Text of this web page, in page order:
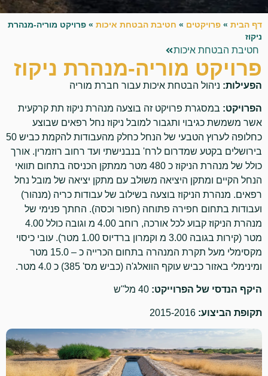
דף הבית » פרויקטים » חטיבת הבטחת איכות » פרויקט מוריה-מנהרת
ניקוז
חטיבת הבטחת איכות
פרויקט מוריה-מנהרת ניקוז
הפעילות: ניהול הבטחת איכות עבור חברת מוריה
הפרויקט: במסגרת פרויקט זה בוצעה מנהרת ניקוז תת קרקעית
אשר משמשת כגיבוי ותגבור למובל ניקוז נחל רפאים שבוצע
כחלופה לערוץ הטבעי של הנחל כחלק מהעבודות להקמת כביש 50
בירושלים בקטע שמדרום לרח' בנבנישתי ועד רחוב רוזמרין. אורך
כולל של מנהרת הניקוז כ 480 מטר ממתקן הכניסה בתחום תוואי
הנחל הקיים ומתקן היציאה משולב עם מתקן יציאה של מובל נחל
רפאים. מנהרת הניקוז בוצעה בשילוב של עבודות כריה (מנהור)
ועבודות בתחום חפירה פתוחה (חפור וכסה). החתך פנימי של
מנהרת הניקוז קבוע לכל אורכה, רוחב 4.00 מ וגובה כולל 4.00
מטר (קירות בגובה 3.00 מ וקמרון ברדיוס 1.00 מטר). עובי כיסוי
מקסימלי מעל תקרת המנהרה בתחום הכרייה כ – 15.0 מטר
ומינימלי באזור כביש עוקף הוואלג'ה (כביש מס' 385) כ 4.0 מטר.
היקף הנדסי של הפרוייקט:
תקופת הביצוע: